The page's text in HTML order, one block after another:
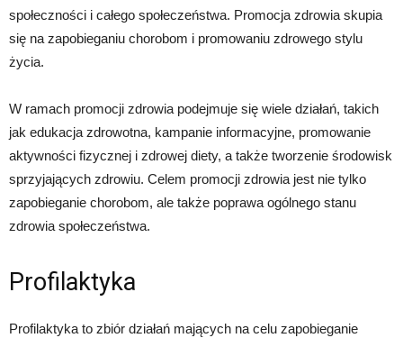
społeczności i całego społeczeństwa. Promocja zdrowia skupia
się na zapobieganiu chorobom i promowaniu zdrowego stylu
życia.
W ramach promocji zdrowia podejmuje się wiele działań, takich
jak edukacja zdrowotna, kampanie informacyjne, promowanie
aktywności fizycznej i zdrowej diety, a także tworzenie środowisk
sprzyjających zdrowiu. Celem promocji zdrowia jest nie tylko
zapobieganie chorobom, ale także poprawa ogólnego stanu
zdrowia społeczeństwa.
Profilaktyka
Profilaktyka to zbiór działań mających na celu zapobieganie